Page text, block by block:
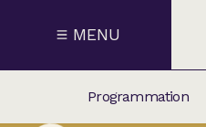
MENU
Programmation